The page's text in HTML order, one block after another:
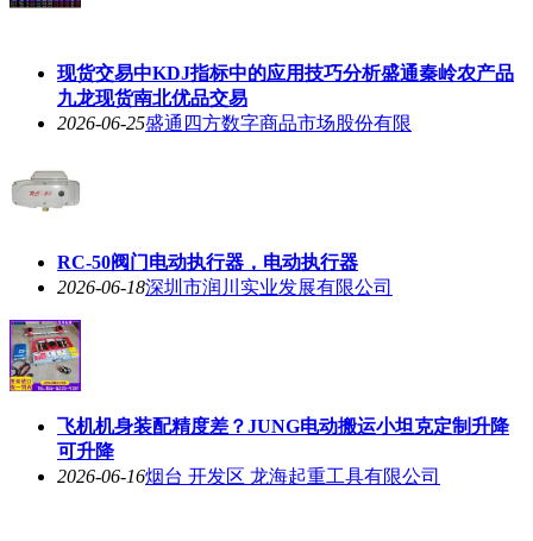
现货交易中KDJ指标中的应用技巧分析盛通秦岭农产品
九龙现货南北优品交易
2026-06-25盛通四方数字商品市场股份有限
RC-50阀门电动执行器，电动执行器
2026-06-18深圳市润川实业发展有限公司
飞机机身装配精度差？JUNG电动搬运小坦克定制升降
可升降
2026-06-16烟台 开发区 龙海起重工具有限公司